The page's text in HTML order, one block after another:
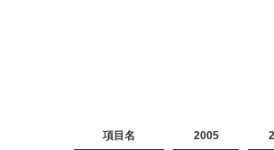
項目名 2005